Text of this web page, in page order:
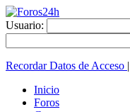
Usuario:
Recordar Datos de Acceso |
Inicio
Foros